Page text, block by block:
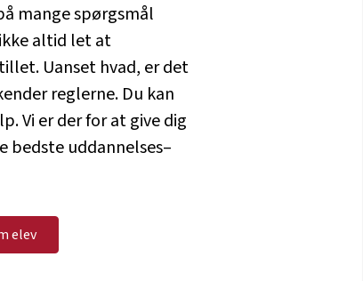
mange spørgsmål
altid let at
Uanset hvad, er det
reglerne. Du kan
Vi er der for at give dig
bedste uddannelses–
elev